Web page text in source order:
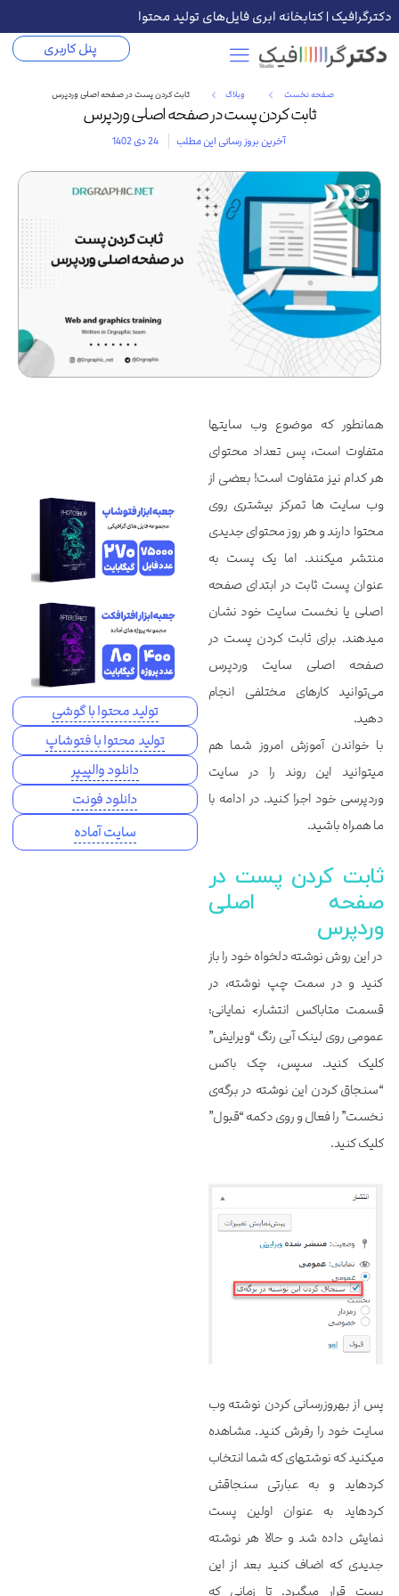
دکترگرافیک | کتابخانه ابری فایل‌های تولید محتوا
پنل کاربری
صفحه نخست وبلاگ ثابت کردن پست در صفحه اصلی وردپرس
ثابت کردن پست در صفحه اصلی وردپرس
آخرین بروز رسانی این مطلب 24 دی 1402
همان‎طور که موضوع وب سایت‎ها
متفاوت است، پس تعداد محتوای
هر کدام نیز متفاوت است! بعضی از
وب سایت ها تمرکز بیشتری روی
محتوا دارند و هر روز محتوای جدیدی
منتشر می‎کنند. اما یک پست به
عنوان پست ثابت در ابتدای صفحه
اصلی یا نخست سایت خود نشان
می‎دهند. برای ثابت کردن پست در
صفحه اصلی سایت وردپرس
می‌توانید کارهای مختلفی انجام
دهید.
با خواندن آموزش امروز شما هم
می‎توانید این روند را در سایت
وردپرسی خود اجرا کنید. در ادامه با
ما همراه باشید.
ثابت کردن پست در
صفحه اصلی
وردپرس
در این روش نوشته دلخواه خود را باز
کنید و در سمت چپ نوشته، در
قسمت متاباکس انتشار> نمایانی:
عمومی روی لینک آبی رنگ “ویرایش”
کلیک کنید. سپس، چک باکس
“سنجاق کردن این نوشته در برگه‌ی
نخست” را فعال و روی دکمه “قبول”
کلیک کنید.
پس از به‎روزرسانی کردن نوشته وب
سایت خود را رفرش کنید. مشاهده
می‎کنید که نوشته‎ای که شما انتخاب
کرده‎اید و به عبارتی سنجاقش
کرده‎اید به عنوان اولین پست
نمایش داده شد و حالا هر نوشته
جدیدی که اضاف کنید بعد از این
پست قرار می‎گیرد. تا زمانی که
تولید محتوا با گوشی
تولید محتوا با فتوشاپ
دانلود والپیپر
دانلود فونت
سایت آماده